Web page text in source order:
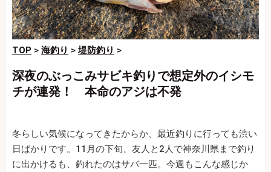
TOP > 海釣り >堤防釣り >
深夜のぶっこみサビキ釣りで想定外のイシモ
チが連発！ 本命のアジは不発
冬らしい気候になってきたからか、最近釣りに行っても渋い
日ばかりです。11月の下旬、友人と2人で神奈川県まで釣り
に出かけるも、釣れたのはサバ一匹。今週もこんな感じか